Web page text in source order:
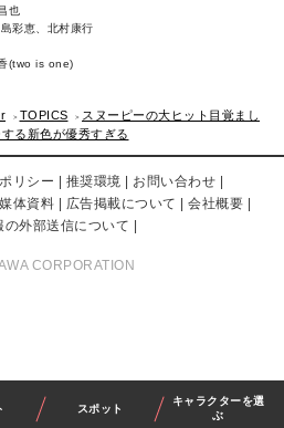
スポット
キャラクターを選
ぶ
也
彩恵、北村康行
(two is one)
TOPICS
スヌーピーの大ヒット目覚まし
る新色が優秀すぎる
リシー 推奨環境
お問い合わせ
媒体資料 広告掲載について
会社概要
の外部送信について
CORPORATION